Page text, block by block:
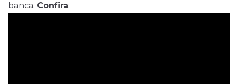
banca. Confira: